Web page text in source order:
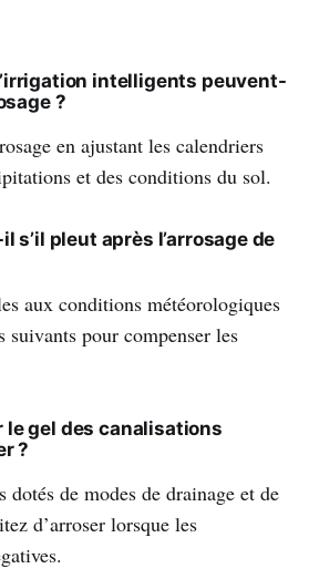
intelligents peuvent-
?
en ajustant les calendriers
et des conditions du sol.
s’il pleut après l’arrosage de
aux conditions météorologiques
suivants pour compenser les
le gel des canalisations
?
dotés de modes de drainage et de
d’arroser lorsque les